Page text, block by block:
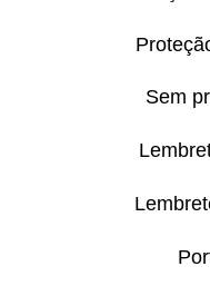
Sem